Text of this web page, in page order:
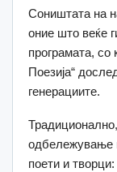
Соништата на
оние што веќе
програмата, со
Поезија“
генерациите.
одбележување
поети и